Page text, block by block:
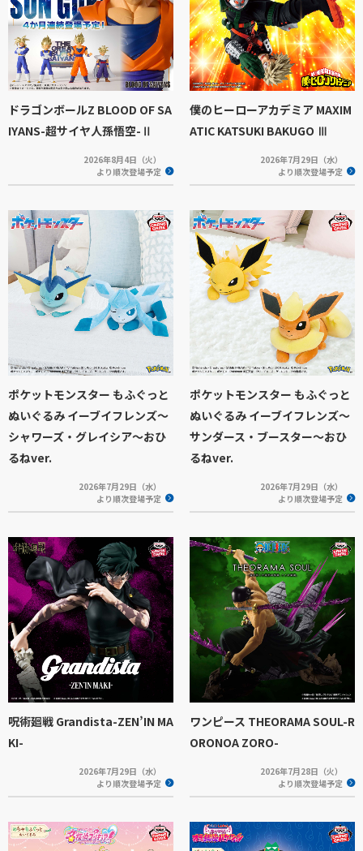
ドラゴンボールZ BLOOD OF SA
IYANS-超サイヤ人孫悟空-Ⅱ
2026年8月4日（火）
より順次登場予定
僕のヒーローアカデミア MAXIM
ATIC KATSUKI BAKUGO Ⅲ
2026年7月29日（水）
より順次登場予定
ポケットモンスター もふぐっと
ぬいぐるみ イーブイフレンズ～
シャワーズ・グレイシア～おひ
るねver.
2026年7月29日（水）
より順次登場予定
ポケットモンスター もふぐっと
ぬいぐるみ イーブイフレンズ～
サンダース・ブースター～おひ
るねver.
2026年7月29日（水）
より順次登場予定
呪術廻戦 Grandista-ZEN’IN MA
KI-
2026年7月29日（水）
より順次登場予定
ワンピース THEORAMA SOUL-R
ORONOA ZORO-
2026年7月28日（火）
より順次登場予定